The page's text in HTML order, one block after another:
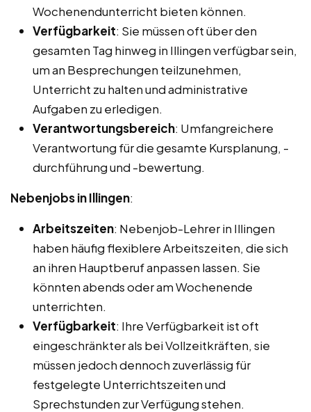
Wochenendunterricht bieten können.
Verfügbarkeit: Sie müssen oft über den
gesamten Tag hinweg in Illingen verfügbar sein,
um an Besprechungen teilzunehmen,
Unterricht zu halten und administrative
Aufgaben zu erledigen.
Verantwortungsbereich: Umfangreichere
Verantwortung für die gesamte Kursplanung, -
durchführung und -bewertung.
Nebenjobs in Illingen:
Arbeitszeiten: Nebenjob-Lehrer in Illingen
haben häufig flexiblere Arbeitszeiten, die sich
an ihren Hauptberuf anpassen lassen. Sie
könnten abends oder am Wochenende
unterrichten.
Verfügbarkeit: Ihre Verfügbarkeit ist oft
eingeschränkter als bei Vollzeitkräften, sie
müssen jedoch dennoch zuverlässig für
festgelegte Unterrichtszeiten und
Sprechstunden zur Verfügung stehen.